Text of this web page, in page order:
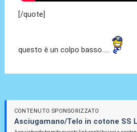
[/quote]
questo è un colpo basso.....
CONTENUTO SPONSORIZZATO
Asciugamano/Telo in cotone SS